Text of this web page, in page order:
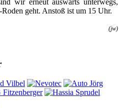
geht. Anstoß ist um 15 Uhr.
(jw)